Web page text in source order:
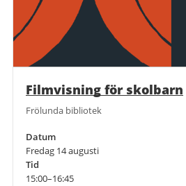
Filmvisning för skolbarn
Frölunda bibliotek
Datum
Fredag 14 augusti
Tid
15:00–16:45